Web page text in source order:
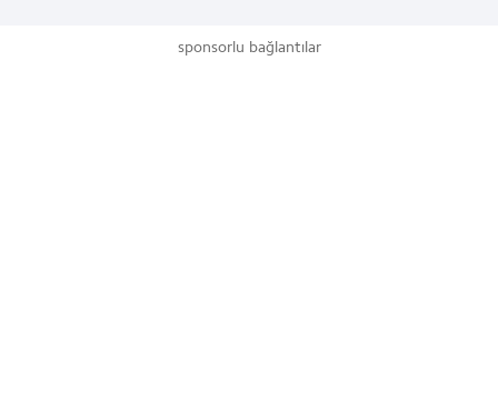
sponsorlu bağlantılar